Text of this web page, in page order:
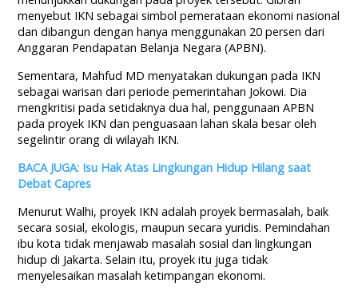
menyebut IKN sebagai simbol pemerataan ekonomi nasional
dan dibangun dengan hanya menggunakan 20 persen dari
Anggaran Pendapatan Belanja Negara (APBN).
Sementara, Mahfud MD menyatakan dukungan pada IKN
sebagai warisan dari periode pemerintahan Jokowi. Dia
mengkritisi pada setidaknya dua hal, penggunaan APBN
pada proyek IKN dan penguasaan lahan skala besar oleh
segelintir orang di wilayah IKN.
BACA JUGA: Isu Hak Atas Lingkungan Hidup Hilang saat
Debat Capres
Menurut Walhi, proyek IKN adalah proyek bermasalah, baik
secara sosial, ekologis, maupun secara yuridis. Pemindahan
ibu kota tidak menjawab masalah sosial dan lingkungan
hidup di Jakarta. Selain itu, proyek itu juga tidak
menyelesaikan masalah ketimpangan ekonomi.